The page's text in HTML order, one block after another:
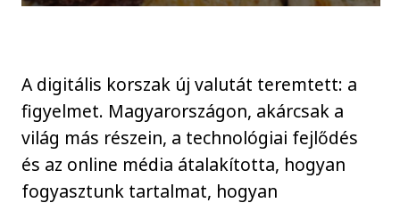
A digitális korszak új valutát teremtett: a
figyelmet. Magyarországon, akárcsak a
világ más részein, a technológiai fejlődés
és az online média átalakította, hogyan
fogyasztunk tartalmat, hogyan